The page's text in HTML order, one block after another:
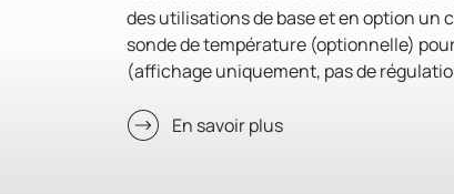
des utilisations de base et en option un
sonde de température (optionnelle)
(affichage uniquement, pas de
En savoir plus